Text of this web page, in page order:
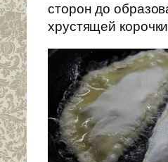
сторон до
хрустящей